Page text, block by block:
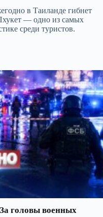
в Таиланде гибнет
— одно из самых
среди туристов.
головы военных